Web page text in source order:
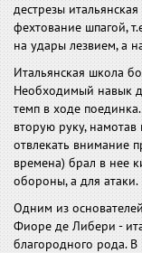
дестрезы
фехтование шпагой,
на удары лезвием, а
Итальянская школа
Необходимый навык
темп в ходе
вторую руку,
отвлекать внимание
времена) брал в нее
обороны, а для атаки.
Одним из
Фиоре де Либери -
благородного рода.